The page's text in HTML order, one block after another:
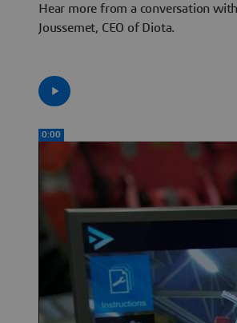
Hear more from a conversation
Joussemet, CEO of Diota.
0:00